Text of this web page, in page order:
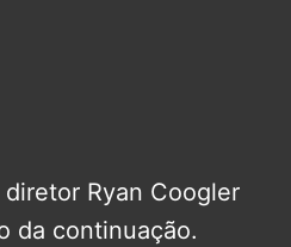
Ryan Coogler
da continuação.